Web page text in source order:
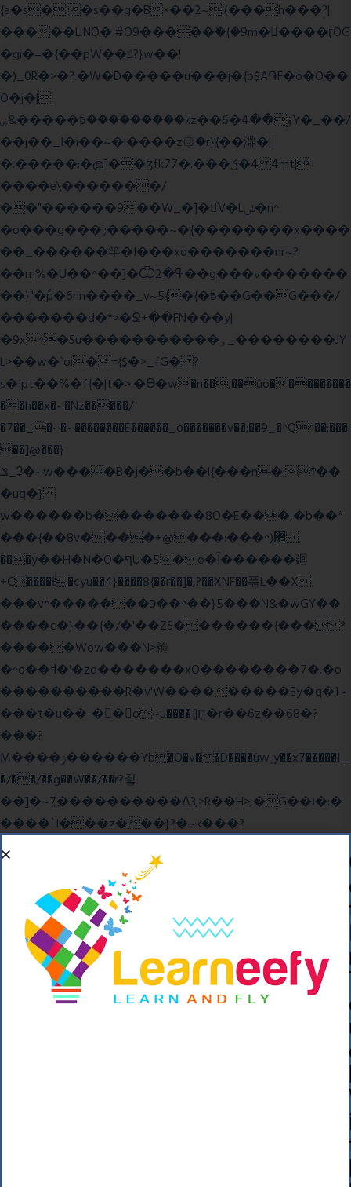
{a�s�i�s��g�B×��2~i(���h���?|
�����L.NO�.#O9�����ۙ�{�9m��ً���ӷOG
�gi�=�{��pW��ݿ?}w��!
�)_0R�>�?.�W�D�����u���j�{o$A֏F�o�O��
O�j�|
߿�����&ۻ����ۛ�����kz��ۋ��4�6Y�_��/
��j��_I�i��~�l����z۞�r}{��濎�|
�.�����:�@]��ɮfk77�.���Ʒ�4 4mt|
����e\�������/
��"������9��W_�]�ͮV�Lݽ�n^
�o���g���';�����~�{��������x����
��_������竽�I���xo�������nr~?
��m%�U��^��]�Ѿߟ�2��g���v�������
��}"�ٗp�6nn����_v~5{�{�߿��G��G���/
�������d�*>�Ջ+��FN���y|
�9x^�Su�����������ۏ_��������JY
L>��w�ˋoi�={$�>_fG� ?
s�Ipt��%�f{�|t�>:�ϴ�w�n��,��ûo���������
��h��x�~�Nz�����/
�7��_�~�~��������E������_o�������v��;��9_�^Q^��:���
��]@���}
ݏ_ʡ�~w����B�j��b��l{���n�;Ϯ��
�uq�}
ֲw������b��������8O�E���,�b��*
���{��8v����+@���:���^)޾
���y��H�N�O�ףU�5� o�Ȉ������廻
+C����ŧ�cyu��4}����8{��r��]�,?��XNF��푺L��X
���v^�������כ��^��}5���N&�wGY��
����c�}��{�/�'��ZS�������{���?
�����Wow���N>糙
�^o��ߞ�'�zo�������xO��������7�.�o
����������R�v'W���������Ey�q�1~
���t�u��-�� o~u����{|ח֧�r��6z��68�?
���?
M����ݫ������Yb�O�v��D����ûw˯y��x7�����I_
�/��/��g��W��/��r?쵷
��]�~7߽����������Δ3;>R��H>,�G��ו�:�
���� `I���z���}?�~k���?
��o��C���ǡ���,����*�3��#eۧ_>\��z
�K{DQg�Ϯ��]u��3o�V~�/��@��??
����Y�]�s�n���s
����p��|
��^��������$��ٽ�P���~��4���Snn^
$ ����Ogy/|>ڿ|�I��'A�n��1�$�}
=c"'��K���X�:��?j�ԫ��-